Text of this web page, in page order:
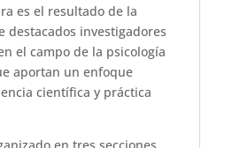
es el resultado de la
destacados investigadores
el campo de la psicología
aportan un enfoque
científica y práctica